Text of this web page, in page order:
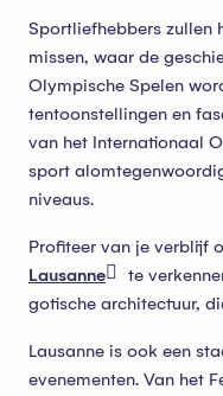
Sportliefhebbers zullen
missen, waar de
Olympische Spelen
tentoonstellingen en
van het Internationaal
sport
niveaus.
Profiteer van je verblijf
Lausanne
te
gotische architectuur,
Lausanne is ook een
evenementen. Van het